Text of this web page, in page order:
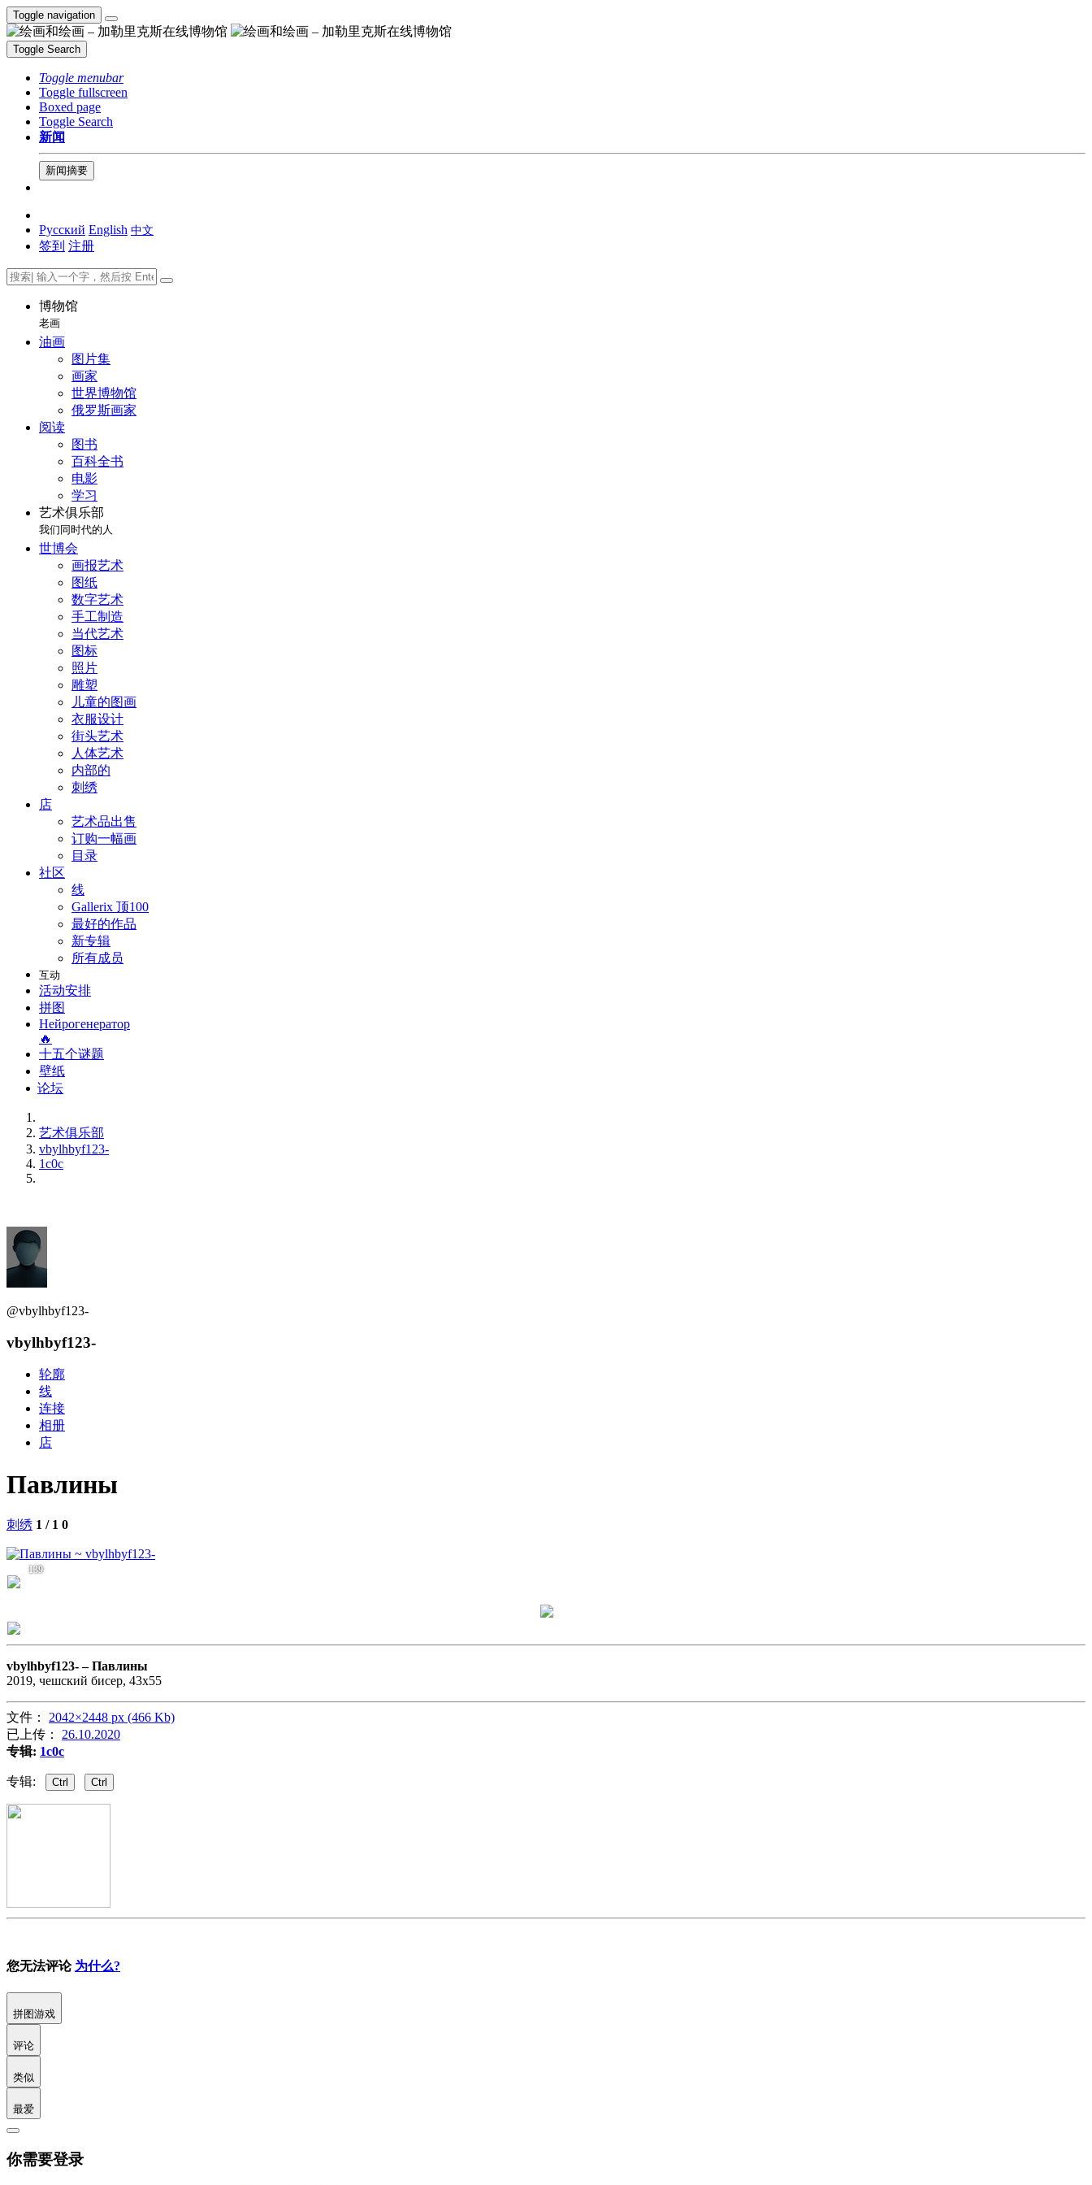
Toggle navigation
Toggle Search
Toggle menubar
Toggle fullscreen
Boxed page
Toggle Search
新闻
新闻摘要
Русский English 中文
签到 注册
博物馆
老画
油画
图片集
画家
世界博物馆
俄罗斯画家
阅读
图书
百科全书
电影
学习
艺术俱乐部
我们同时代的人
世博会
画报艺术
图纸
数字艺术
手工制造
当代艺术
图标
照片
雕塑
儿童的图画
衣服设计
街头艺术
人体艺术
内部的
刺绣
店
艺术品出售
订购一幅画
目录
社区
线
Gallerix 顶100
最好的作品
新专辑
所有成员
互动
活动安排
拼图
Нейрогенератор
🔥
十五个谜题
壁纸
论坛
艺术俱乐部
vbylhbyf123-
1c0c
@vbylhbyf123-
vbylhbyf123-
轮廓
线
连接
相册
店
Павлины
刺绣 1 / 1 0
139
vbylhbyf123- –Павлины
2019, чешский бисер, 43х55
文件： 2042×2448 px (466 Kb)
已上传： 26.10.2020
专辑: 1c0c
专辑: Ctrl Ctrl
您无法评论 为什么?
拼图游戏
评论
类似
最爱
你需要登录